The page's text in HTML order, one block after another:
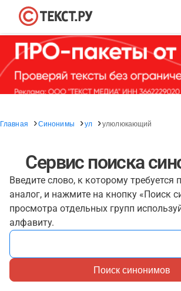
Главная Синонимы ул улюлюкающий
Сервис поиска
Введите слово, к которому требуется
аналог, и нажмите на кнопку «Поиск
просмотра отдельных групп
алфавиту.
Поиск синонимов